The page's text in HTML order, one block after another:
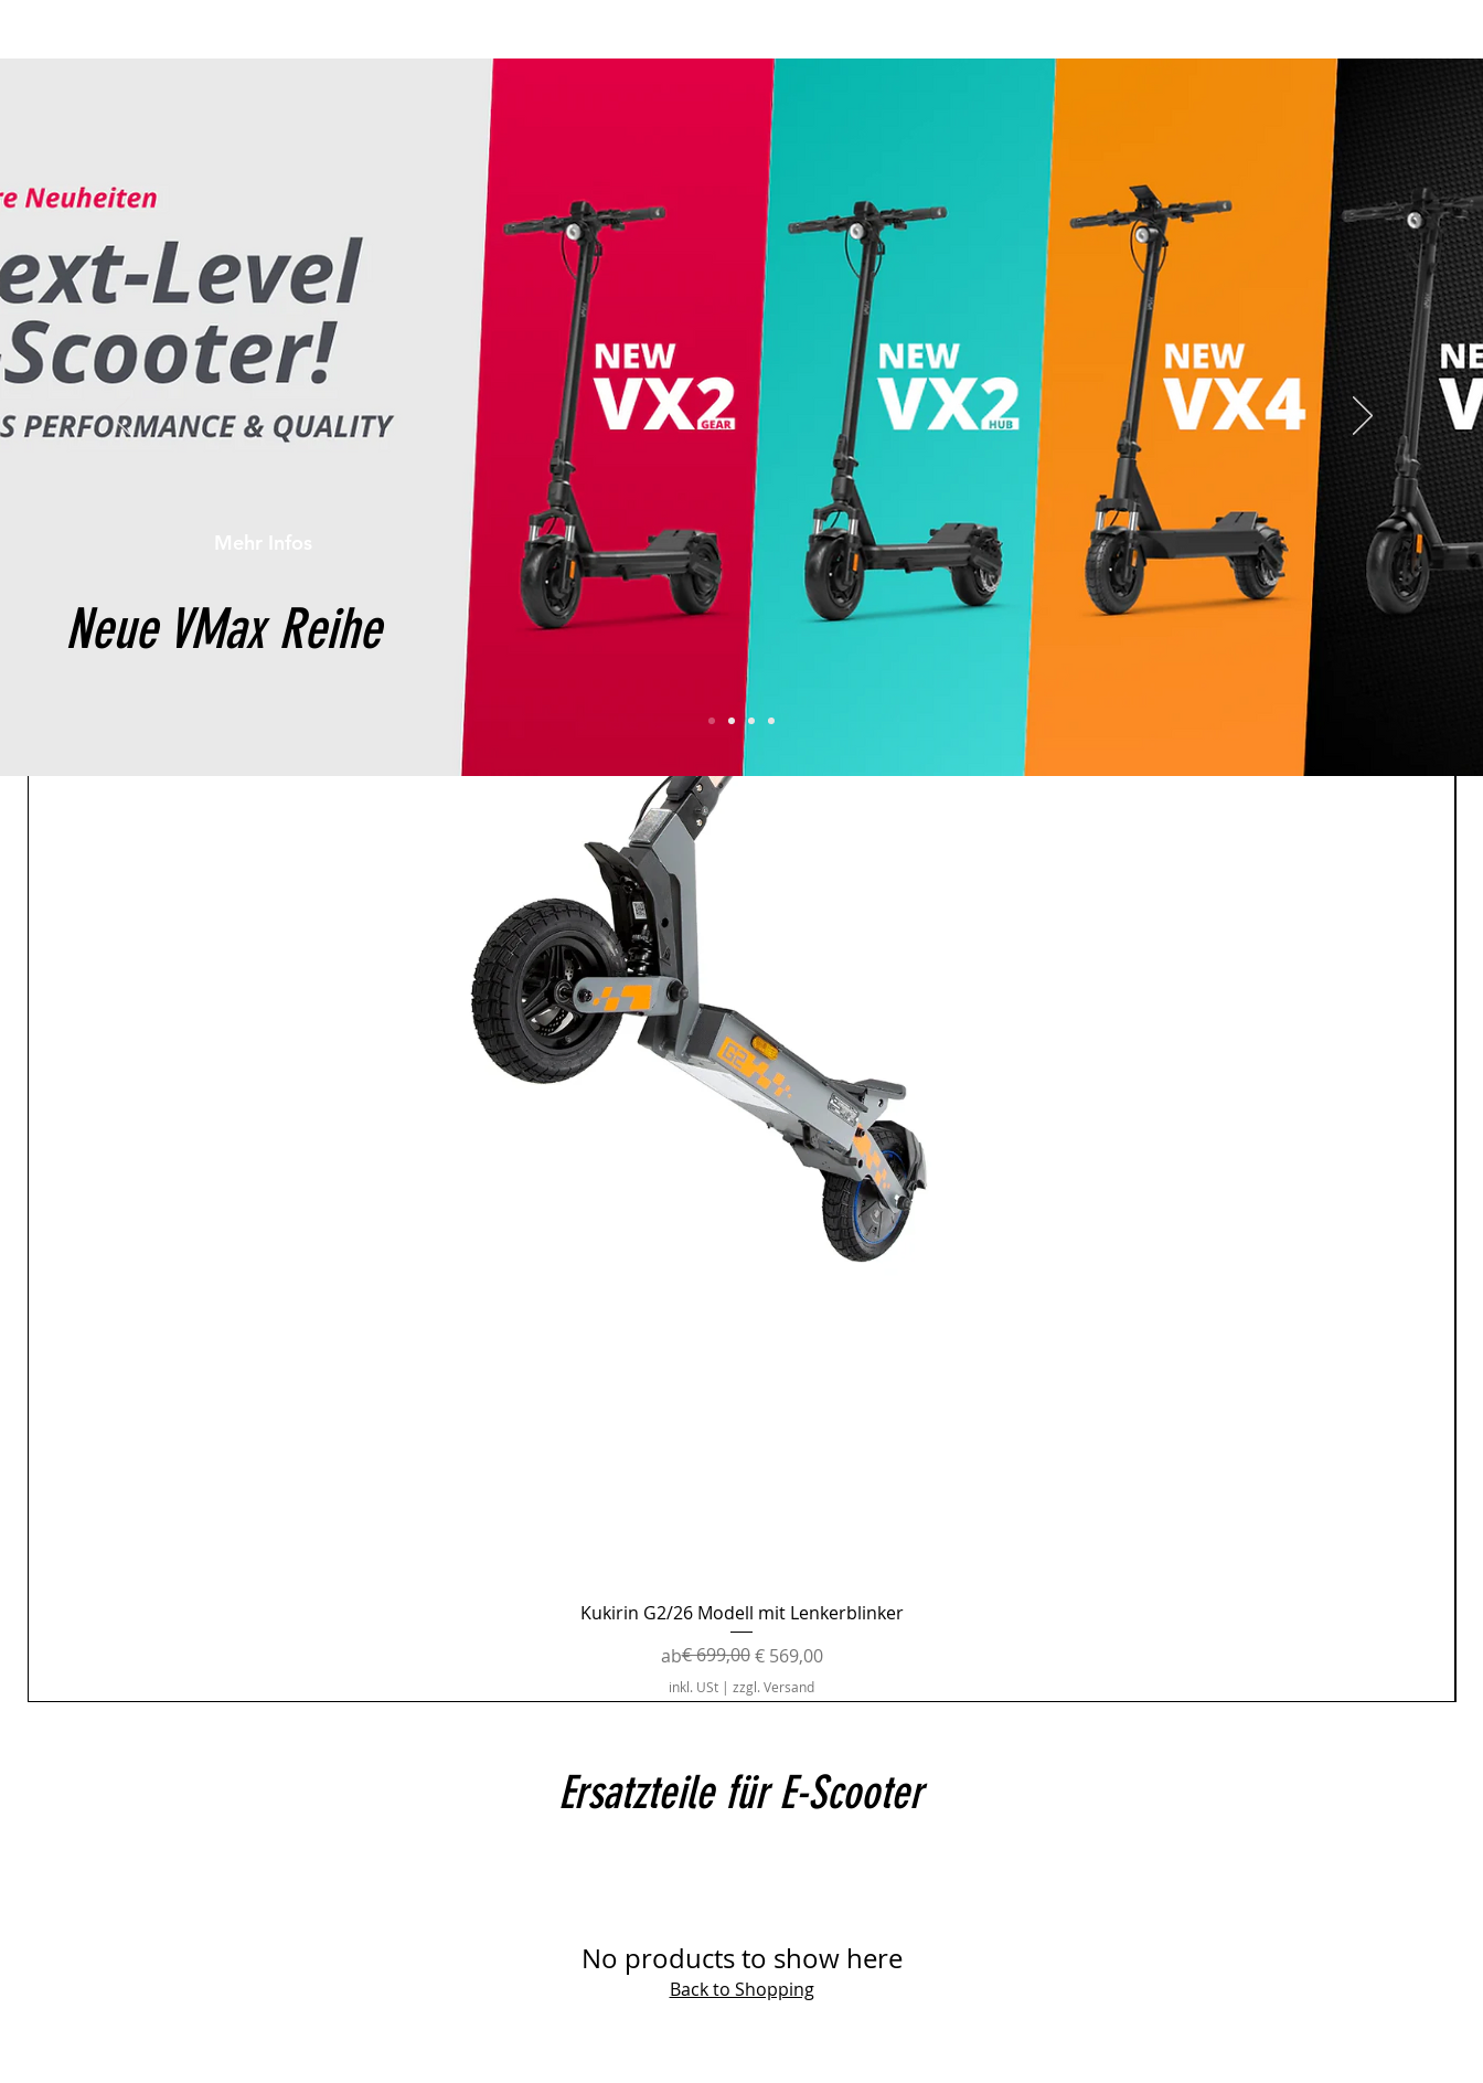
unsere E-Scooter
Schnellansicht
Kukirin G2/26 Modell mit Lenkerblinker
ab
Standardpreis
€ 699,00 € 569,00
Sale-Preis
inkl. USt | zzgl. Versand
Neue VMax Reihe
Ersatzteile für E-Scooter
No products to show here
Back to Shopping